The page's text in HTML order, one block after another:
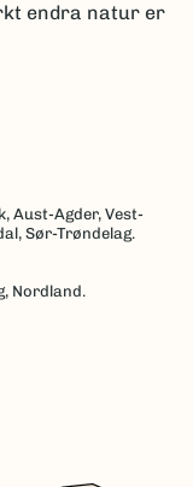
endra natur er
Aust-Agder, Vest-
Sør-Trøndelag.
Nordland.